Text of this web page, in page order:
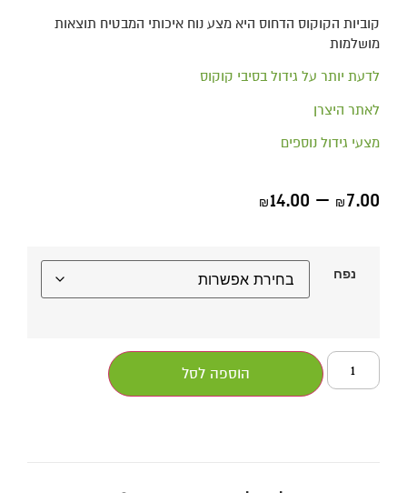
קוביות הקוקוס הדחוס היא מצע נוח איכותי המבטיח תוצאות
מושלמות
לדעת יותר על גידול בסיבי קוקוס
לאתר היצרן
מצעי גידול נוספים
₪7.00
–
₪14.00
נפח
הוספה לסל